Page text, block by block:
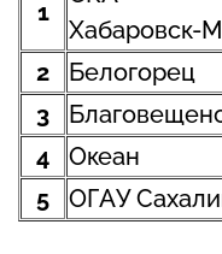
1
Хабаровск-М
2 Белогорец
3
4
Океан
5
ОГАУ